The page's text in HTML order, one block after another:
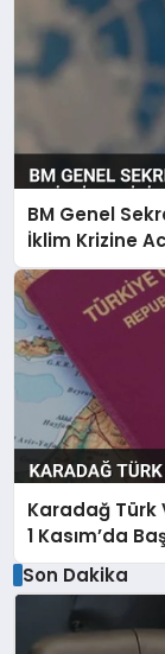
BM Genel
İklim Krizine
Karadağ Türk
1 Kasım’da
Son Dakika